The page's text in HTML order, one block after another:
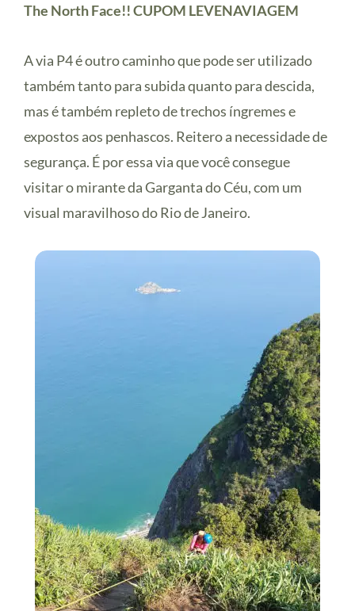
The North Face!! CUPOM LEVENAVIAGEM
A via P4 é outro caminho que pode ser utilizado
também tanto para subida quanto para descida,
mas é também repleto de trechos íngremes e
expostos aos penhascos. Reitero a necessidade de
segurança. É por essa via que você consegue
visitar o mirante da Garganta do Céu, com um
visual maravilhoso do Rio de Janeiro.